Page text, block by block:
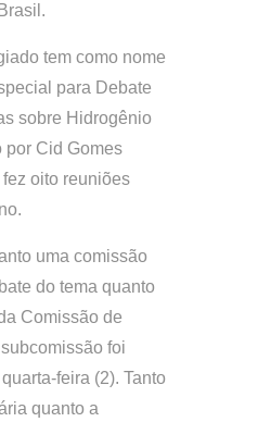
tem como nome
para Debate
sobre Hidrogênio
por Cid Gomes
oito reuniões
uma comissão
do tema quanto
Comissão de
foi
feira (2). Tanto
quanto a